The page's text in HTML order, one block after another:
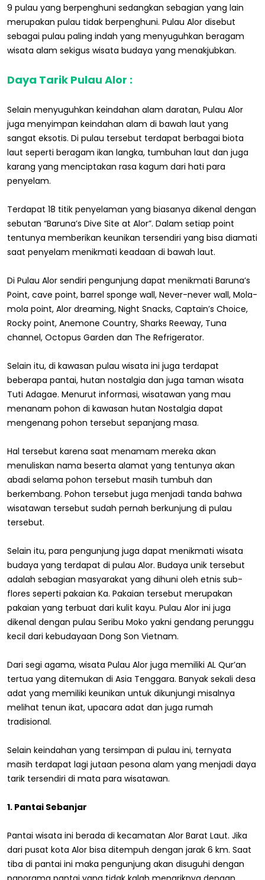
9 pulau yang berpenghuni sedangkan sebagian yang lain
merupakan pulau tidak berpenghuni. Pulau Alor disebut
sebagai pulau paling indah yang menyuguhkan beragam
wisata alam sekigus wisata budaya yang menakjubkan.
Daya Tarik Pulau Alor :
Selain menyuguhkan keindahan alam daratan, Pulau Alor
juga menyimpan keindahan alam di bawah laut yang
sangat eksotis. Di pulau tersebut terdapat berbagai biota
laut seperti beragam ikan langka, tumbuhan laut dan juga
karang yang menciptakan rasa kagum dari hati para
penyelam.
Terdapat 18 titik penyelaman yang biasanya dikenal dengan
sebutan “Baruna’s Dive Site at Alor”. Dalam setiap point
tentunya memberikan keunikan tersendiri yang bisa diamati
saat penyelam menikmati keadaan di bawah laut.
Di Pulau Alor sendiri pengunjung dapat menikmati Baruna’s
Point, cave point, barrel sponge wall, Never-never wall, Mola-
mola point, Alor dreaming, Night Snacks, Captain’s Choice,
Rocky point, Anemone Country, Sharks Reeway, Tuna
channel, Octopus Garden dan The Refrigerator.
Selain itu, di kawasan pulau wisata ini juga terdapat
beberapa pantai, hutan nostalgia dan juga taman wisata
Tuti Adagae. Menurut informasi, wisatawan yang mau
menanam pohon di kawasan hutan Nostalgia dapat
mengenang pohon tersebut sepanjang masa.
Hal tersebut karena saat menamam mereka akan
menuliskan nama beserta alamat yang tentunya akan
abadi selama pohon tersebut masih tumbuh dan
berkembang. Pohon tersebut juga menjadi tanda bahwa
wisatawan tersebut sudah pernah berkunjung di pulau
tersebut.
Selain itu, para pengunjung juga dapat menikmati wisata
budaya yang terdapat di pulau Alor. Budaya unik tersebut
adalah sebagian masyarakat yang dihuni oleh etnis sub-
flores seperti pakaian Ka. Pakaian tersebut merupakan
pakaian yang terbuat dari kulit kayu. Pulau Alor ini juga
dikenal dengan pulau Seribu Moko yakni gendang perunggu
kecil dari kebudayaan Dong Son Vietnam.
Dari segi agama, wisata Pulau Alor juga memiliki AL Qur’an
tertua yang ditemukan di Asia Tenggara. Banyak sekali desa
adat yang memiliki keunikan untuk dikunjungi misalnya
melihat tenun ikat, upacara adat dan juga rumah
tradisional.
Selain keindahan yang tersimpan di pulau ini, ternyata
masih terdapat lagi jutaan pesona alam yang menjadi daya
tarik tersendiri di mata para wisatawan.
1. Pantai Sebanjar
Pantai wisata ini berada di kecamatan Alor Barat Laut. Jika
dari pusat kota Alor bisa ditempuh dengan jarak 6 km. Saat
tiba di pantai ini maka pengunjung akan disuguhi dengan